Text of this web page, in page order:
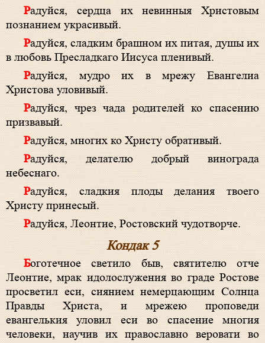
Радуйся, сердца их невинныя Христовым
познанием украсивый.
Радуйся, сладким брашном их питая, душы их
в любовь Пресладкаго Иисуса пленивый.
Радуйся, мудро их в мрежу Евангелиа
Христова уловивый.
Радуйся, чрез чада родителей ко спасению
призвавый.
Радуйся, многих ко Христу обративый.
Радуйся, делателю добрый винограда
небеснаго.
Радуйся, сладкия плоды делания твоего
Христу принесый.
Радуйся, Леонтие, Ростовский чудотворче.
Кондак 5
Боготечное светило быв, святителю отче
Леонтие, мрак идолослужения во граде Ростове
просветил еси, сиянием немерцающим Солнца
Правды Христа, и мрежею проповеди
евангелькия уловил еси во спасение многия
человеки, научив их православно веровати во